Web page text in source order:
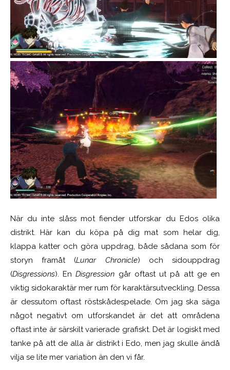
När du inte slåss mot fiender utforskar du Edos olika
distrikt. Här kan du köpa på dig mat som helar dig,
klappa katter och göra uppdrag, både sådana som för
storyn framåt (Lunar Chronicle) och sidouppdrag
(Disgressions). EnDisgression går oftast ut på att ge en
viktig sidokaraktär mer rum för karaktärsutveckling. Dessa
är dessutom oftast röstskådespelade. Om jag ska säga
något negativt om utforskandet är det att områdena
oftast inte är särskilt varierade grafiskt. Det är logiskt med
tanke på att de alla är distrikt i Edo, men jag skulle ändå
vilja se lite mer variation än den vi får.